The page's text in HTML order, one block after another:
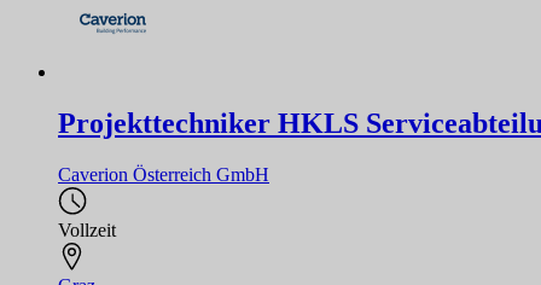
Projekttechniker HKLS
Caverion Österreich GmbH
Vollzeit